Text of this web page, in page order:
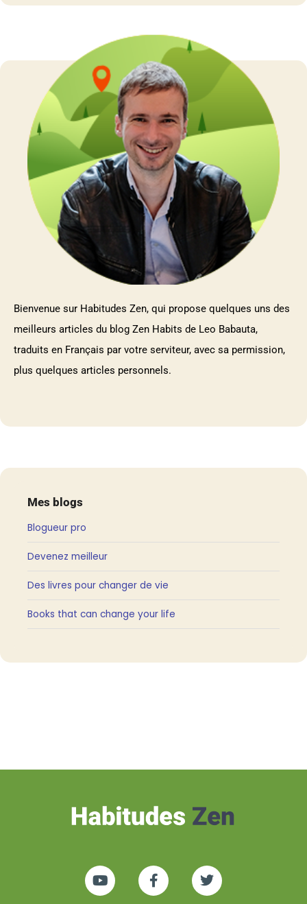
Bienvenue sur Habitudes Zen, qui propose quelques uns des
meilleurs articles du blog Zen Habits de Leo Babauta,
traduits en Français par votre serviteur, avec sa permission,
plus quelques articles personnels.
Mes blogs
Blogueur pro
Devenez meilleur
Des livres pour changer de vie
Books that can change your life